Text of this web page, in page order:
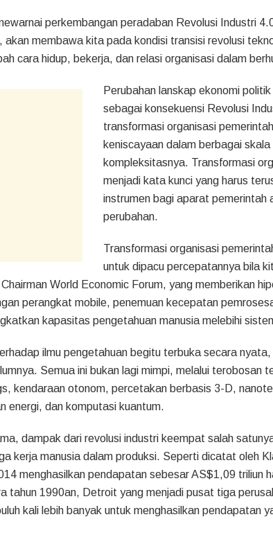
perkembangan peradaban Revolusi Industri
akan membawa kita pada kondisi transisi revolusi
cara hidup, bekerja, dan relasi organisasi dalam
Perubahan lanskap ekonomi
sebagai konsekuensi Revolusi
transformasi organisasi
keniscayaan dalam berbagai
kompleksitasnya. Transformasi
menjadi kata kunci yang harus
instrumen bagi aparat pemerintah
perubahan.
Transformasi organisasi
untuk dipacu percepatannya bila
World Economic Forum, yang memberikan
perangkat mobile, penemuan kecepatan
kapasitas pengetahuan manusia melebihi
ilmu pengetahuan begitu terbuka secara
Semua ini bukan lagi mimpi, melalui terobosan
kendaraan otonom, percetakan berbasis 3-D,
energi, dan komputasi kuantum.
dampak dari revolusi industri keempat salah
kerja manusia dalam produksi. Seperti dicatat oleh
menghasilkan pendapatan sebesar AS$1,09 triliun
tahun 1990an, Detroit yang menjadi pusat tiga
kali lebih banyak untuk menghasilkan pendapatan